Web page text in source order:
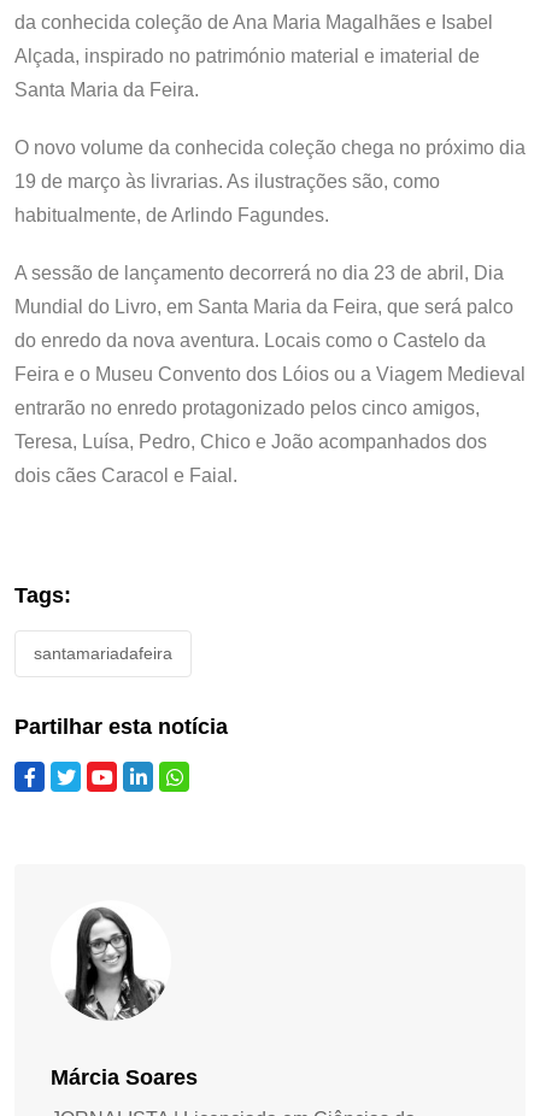
da conhecida coleção de Ana Maria Magalhães e Isabel
Alçada, inspirado no património material e imaterial de
Santa Maria da Feira.
O novo volume da conhecida coleção chega no próximo dia
19 de março às livrarias. As ilustrações são, como
habitualmente, de Arlindo Fagundes.
A sessão de lançamento decorrerá no dia 23 de abril, Dia
Mundial do Livro, em Santa Maria da Feira, que será palco
do enredo da nova aventura. Locais como o Castelo da
Feira e o Museu Convento dos Lóios ou a Viagem Medieval
entrarão no enredo protagonizado pelos cinco amigos,
Teresa, Luísa, Pedro, Chico e João acompanhados dos
dois cães Caracol e Faial.
Tags:
santamariadafeira
Partilhar esta notícia
Márcia Soares